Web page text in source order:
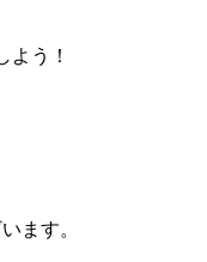
よう！
ます。